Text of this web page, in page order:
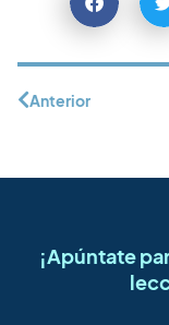
Anterior
¡Apúntate